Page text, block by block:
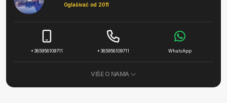
Oglašivač od 2011
+385958109711 +385958109711 WhatsApp
VIŠE O NAMA